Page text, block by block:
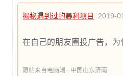
揭秘遇到过的暴利项目 2019-
在自己的朋友圈投广告，为
跟帖来自电脑端 · 中国山东济南